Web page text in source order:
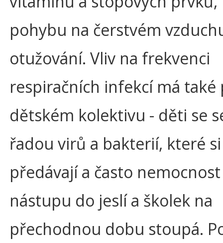
pohybu na čerstvém
otužování. Vliv na frekvenci
respiračních infekcí má také
dětském kolektivu - děti se
řadou virů a bakterií, které si
předávají a často
nástupu do jeslí a školek na
přechodnou dobu stoupá.